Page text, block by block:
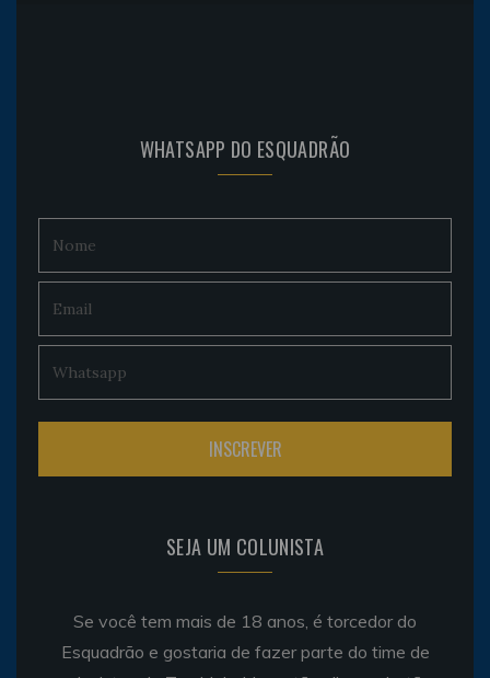
WHATSAPP DO ESQUADRÃO
SEJA UM COLUNISTA
Se você tem mais de 18 anos, é torcedor do
Esquadrão e gostaria de fazer parte do time de